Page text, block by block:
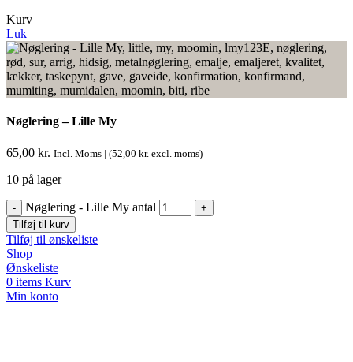
Kurv
Luk
Nøglering – Lille My
65,00 kr. Incl. Moms | (52,00 kr. excl. moms)
10 på lager
Nøglering - Lille My antal
Tilføj til kurv
Tilføj til ønskeliste
Shop
Ønskeliste
0 items Kurv
Min konto